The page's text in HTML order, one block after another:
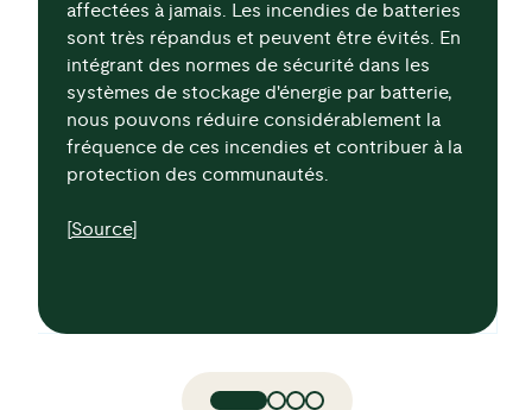
affectées à jamais. Les incendies de batteries
sont très répandus et peuvent être évités. En
intégrant des normes de sécurité dans les
systèmes de stockage d'énergie par batterie,
nous pouvons réduire considérablement la
fréquence de ces incendies et contribuer à la
protection des communautés.
Source]